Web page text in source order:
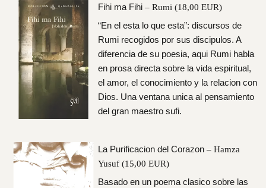
Fihi ma Fihi – Rumi (18,00 EUR)
“En el esta lo que esta”: discursos de
Rumi recogidos por sus discipulos. A
diferencia de su poesia, aqui Rumi habla
en prosa directa sobre la vida espiritual,
el amor, el conocimiento y la relacion con
Dios. Una ventana unica al pensamiento
del gran maestro sufi.
La Purificacion del Corazon – Hamza
Yusuf (15,00 EUR)
Basado en un poema clasico sobre las